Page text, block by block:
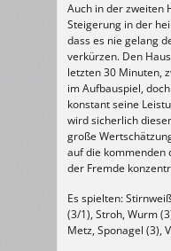
Auch in der zweiten
Steigerung in der
dass es nie gelang
verkürzen. Den
letzten 30 Minuten,
im Aufbauspiel,
konstant seine
wird sicherlich
große
auf die kommenden
der Fremde
Es spielten:
(3/1), Stroh, Wurm
Metz, Sponagel (3),